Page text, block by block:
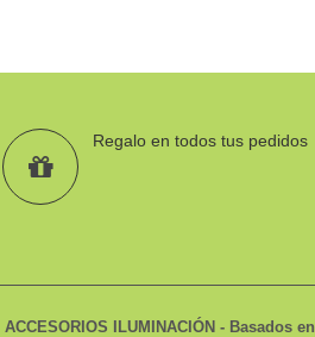
Regalo en todos tus pedidos
ACCESORIOS ILUMINACIÓN - Basados en